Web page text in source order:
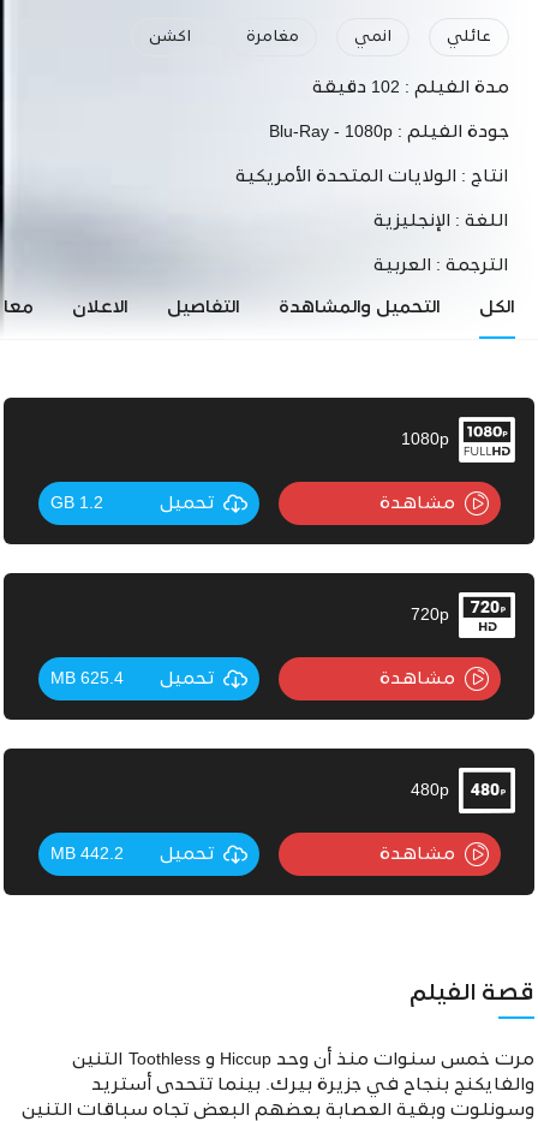
عائلي انمي مغامرة اكشن
مدة الفيلم : 102 دقيقة
جودة الفيلم : Blu-Ray - 1080p
انتاج : الولايات المتحدة الأمريكية
اللغة : الإنجليزية
الترجمة : العربية
الكل التحميل والمشاهدة التفاصيل الاعلان
1080p
مشاهدة تحميل 1.2 GB
720p
مشاهدة تحميل 625.4 MB
480p
مشاهدة تحميل 442.2 MB
قصة الفيلم
مرت خمس سنوات منذ أن وحد Hiccup و Toothless التنين
والفايكنج بنجاح في جزيرة بيرك. بينما تتحدى أستريد
وسونلوت وبقية العصابة بعضهم البعض تجاه سباقات التنين